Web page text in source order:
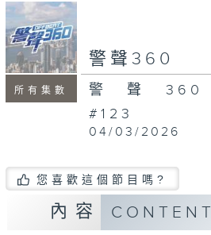
minutes,
seconds
所有集數
警聲360
警聲360
#123
04/03/2026
您喜歡這個節目嗎?
內容 CONTENT